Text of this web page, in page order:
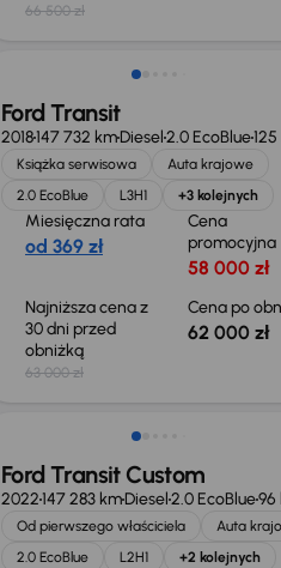
66 500 zł
Taniej o 1 000 zł
Ford Transit
2018147 732 kmDiesel2.0 EcoBlue
Książka serwisowa
Auta krajowe
2.0 EcoBlue
L3H1 +3 kolejnych
Miesięczna rata
od 369 zł
Cena
promocyjna
58 000 zł
Najniższa cena z
30 dni przed
obniżką
63 000 zł
Cena po
62 000 zł
Świeżo skupione
Ford Transit Custom
2022147 283 kmDiesel2.0 EcoBlue96
Od pierwszego właściciela
Auta
2.0 EcoBlue
L2H1 +2 kolejnych